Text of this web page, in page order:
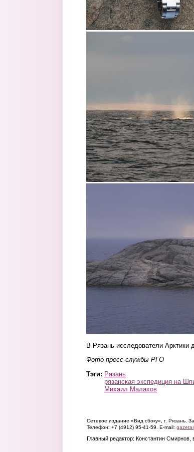
В Рязань исследователи Арктики
Фото пресс-службы РГО
Тэги: Рязань
рязанская экспедиция на
Михаил Малахов
Сетевое издание «Вид сбоку», г. Рязань.
Телефон: +7 (4912) 95-41-59. E-mail:
Главный редактор: Константин